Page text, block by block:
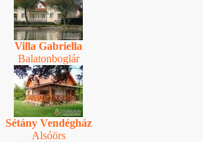
Villa Gabriella
Balatonboglár
Sétány Vendégház
Alsóörs